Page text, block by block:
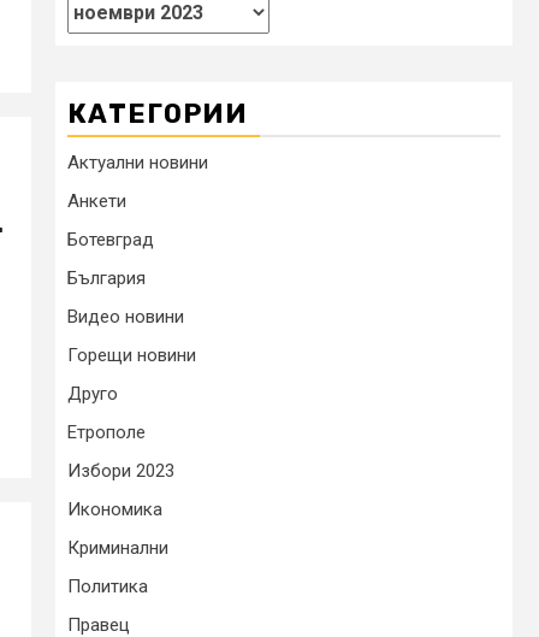
КАТЕГОРИИ
Актуални новини
Анкети
Ботевград
България
Видео новини
Горещи новини
Друго
Етрополе
Избори 2023
Икономика
Криминални
Политика
Правец